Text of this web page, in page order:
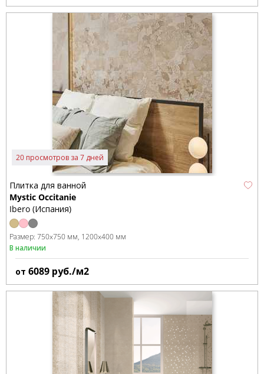
20 просмотров за 7 дней
Плитка для ванной
Mystic Occitanie
Ibero (Испания)
Размер: 750x750 мм 1200x400 мм
В наличии
от 6089 руб./м2